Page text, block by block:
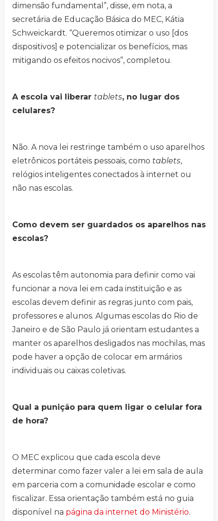
dimensão fundamental”, disse, em nota, a
secretária de Educação Básica do MEC, Kátia
Schweickardt. “Queremos otimizar o uso [dos
dispositivos] e potencializar os benefícios, mas
mitigando os efeitos nocivos”, completou.
A escola vai liberar tablets, no lugar dos
celulares?
Não. A nova lei restringe também o uso aparelhos
eletrônicos portáteis pessoais, como tablets,
relógios inteligentes conectados à internet ou
não nas escolas.
Como devem ser guardados os aparelhos nas
escolas?
As escolas têm autonomia para definir como vai
funcionar a nova lei em cada instituição e as
escolas devem definir as regras junto com pais,
professores e alunos. Algumas escolas do Rio de
Janeiro e de São Paulo já orientam estudantes a
manter os aparelhos desligados nas mochilas, mas
pode haver a opção de colocar em armários
individuais ou caixas coletivas.
Qual a punição para quem ligar o celular fora
de hora?
O MEC explicou que cada escola deve
determinar como fazer valer a lei em sala de aula
em parceria com a comunidade escolar e como
fiscalizar. Essa orientação também está no guia
disponível na página da internet do Ministério.